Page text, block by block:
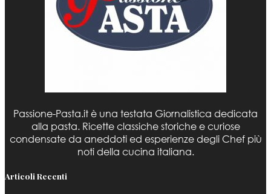
Passione-Pasta.it è una testata Giornalistica dedicata
alla pasta. Ricette classiche storiche e curiose
condensate da aneddoti ed esperienze degli Chef più
noti della cucina italiana.
Articoli Recenti